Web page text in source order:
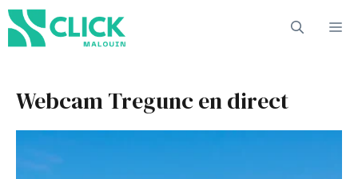
Aller
au
contenu
Webcam Tregunc en direct